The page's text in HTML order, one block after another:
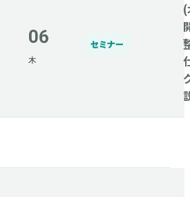
06
木
セミナー